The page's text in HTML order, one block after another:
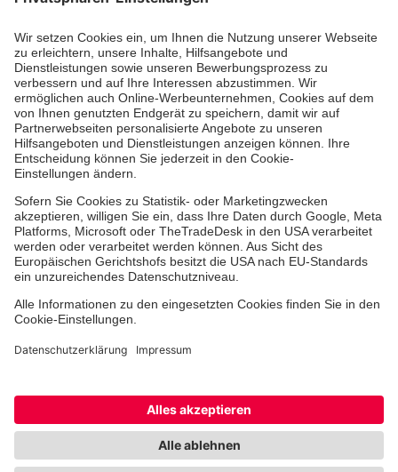
Aus- & Fortbildungen
Erste-Hilfe-Kurse
Jobs & Ehrenamt
Freiwilligendienst
Spendenprojekte
Johanniter-Jugend
Einrichtungen
Cookie-Einstellungen Datenschutz Barrierefreiheit
Impressum Kontakt Widerruf